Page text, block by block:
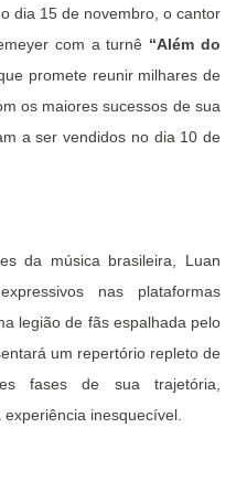
dia 15 de novembro, o cantor
com a turnê “Além do
promete reunir milhares de
os maiores sucessos de sua
a ser vendidos no dia 10 de
da música brasileira, Luan
nas plataformas
legião de fãs espalhada pelo
um repertório repleto de
fases de sua trajetória,
inesquecível.